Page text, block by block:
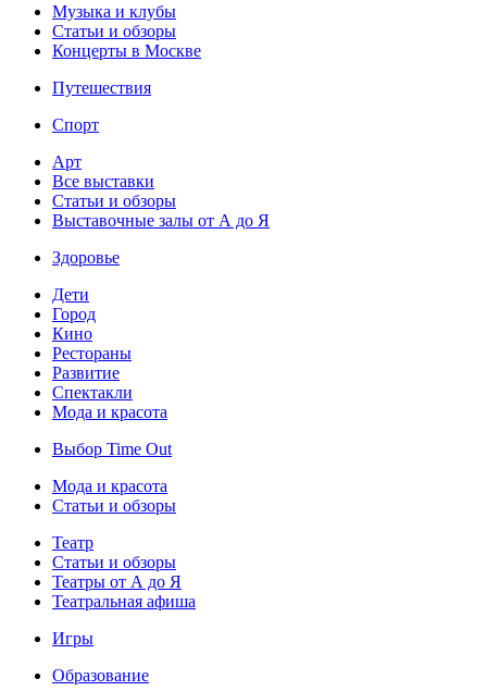
Музыка и клубы
Статьи и обзоры
Концерты в Москве
Путешествия
Спорт
Арт
Все выставки
Статьи и обзоры
Выставочные залы от А до Я
Здоровье
Дети
Город
Кино
Рестораны
Развитие
Спектакли
Мода и красота
Выбор Time Out
Мода и красота
Статьи и обзоры
Театр
Статьи и обзоры
Театры от А до Я
Театральная афиша
Игры
Образование